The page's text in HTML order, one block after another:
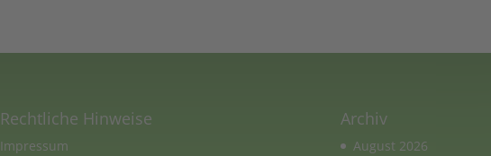
Rechtliche Hinweise
Impressum
Archiv
August 2026